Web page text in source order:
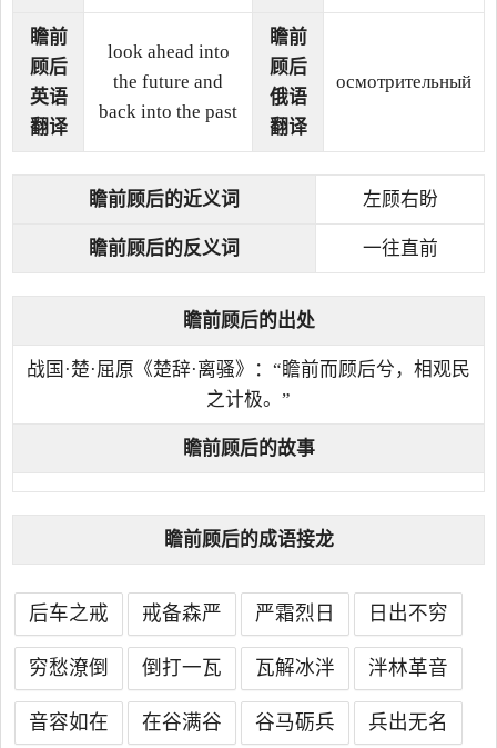
瞻前
顾后
英语
翻译
look ahead into
the future and
back into the past
瞻前
顾后
俄语
翻译
осмотрительный
瞻前顾后的近义词 左顾右盼
瞻前顾后的反义词 一往直前
瞻前顾后的出处
战国·楚·屈原《楚辞·离骚》：“瞻前而顾后兮，相观民
之计极。”
瞻前顾后的故事
瞻前顾后的成语接龙
后车之戒 戒备森严 严霜烈日 日出不穷
穷愁潦倒 倒打一瓦 瓦解冰泮 泮林革音
音容如在 在谷满谷 谷马砺兵 兵出无名